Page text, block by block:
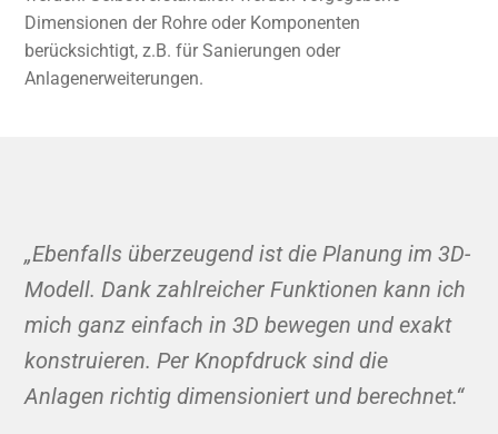
Dimensionen der Rohre oder Komponenten
berücksichtigt, z.B. für Sanierungen oder
Anlagenerweiterungen.
„Ebenfalls überzeugend ist die Planung im 3D-
Modell. Dank zahlreicher Funktionen kann ich
mich ganz einfach in 3D bewegen und exakt
konstruieren. Per Knopfdruck sind die
Anlagen richtig dimensioniert und berechnet.“